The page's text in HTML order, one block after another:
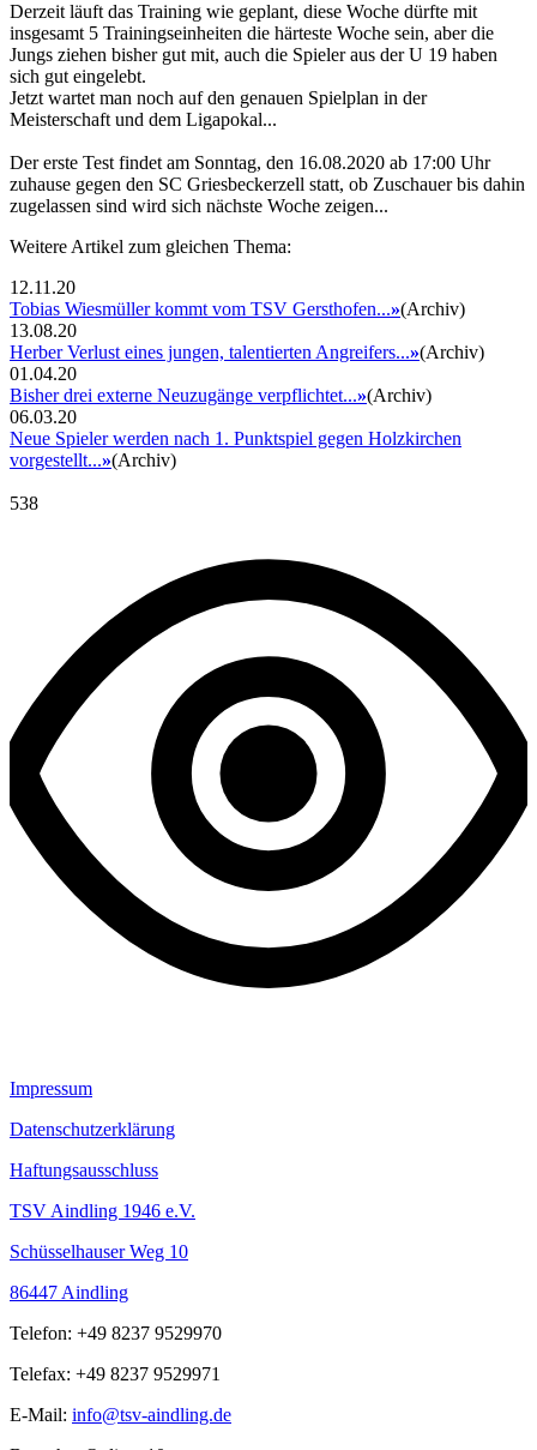
Derzeit läuft das Training wie geplant, diese Woche dürfte mit
insgesamt 5 Trainingseinheiten die härteste Woche sein, aber die
Jungs ziehen bisher gut mit, auch die Spieler aus der U 19 haben
sich gut eingelebt.
Jetzt wartet man noch auf den genauen Spielplan in der
Meisterschaft und dem Ligapokal...
Der erste Test findet am Sonntag, den 16.08.2020 ab 17:00 Uhr
zuhause gegen den SC Griesbeckerzell statt, ob Zuschauer bis dahin
zugelassen sind wird sich nächste Woche zeigen...
Weitere Artikel zum gleichen Thema:
12.11.20
Tobias Wiesmüller kommt vom TSV Gersthofen...»(Archiv)
13.08.20
Herber Verlust eines jungen, talentierten Angreifers...»(Archiv)
01.04.20
Bisher drei externe Neuzugänge verpflichtet...»(Archiv)
06.03.20
Neue Spieler werden nach 1. Punktspiel gegen Holzkirchen
vorgestellt...»(Archiv)
538
Impressum
Datenschutzerklärung
Haftungsausschluss
TSV Aindling 1946 e.V.
Schüsselhauser Weg 10
86447 Aindling
Telefon: +49 8237 9529970
Telefax: +49 8237 9529971
E-Mail: info@tsv-aindling.de